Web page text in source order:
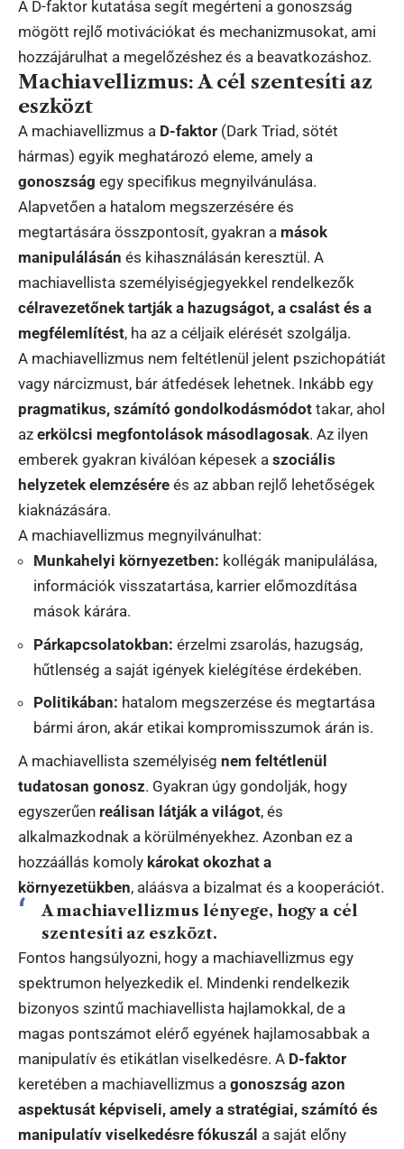
A D-faktor kutatása segít megérteni a gonoszság
mögött rejlő motivációkat és mechanizmusokat, ami
hozzájárulhat a megelőzéshez és a beavatkozáshoz.
Machiavellizmus: A cél szentesíti az
eszközt
A machiavellizmus a D-faktor (Dark Triad, sötét
hármas) egyik meghatározó eleme, amely a
gonoszság egy specifikus megnyilvánulása.
Alapvetően a hatalom megszerzésére és
megtartására összpontosít, gyakran a mások
manipulálásán és kihasználásán keresztül. A
machiavellista személyiségjegyekkel rendelkezők
célravezetőnek tartják a hazugságot, a csalást és a
megfélemlítést, ha az a céljaik elérését szolgálja.
A machiavellizmus nem feltétlenül jelent pszichopátiát
vagy nárcizmust, bár átfedések lehetnek. Inkább egy
pragmatikus, számító gondolkodásmódot takar, ahol
az erkölcsi megfontolások másodlagosak. Az ilyen
emberek gyakran kiválóan képesek a szociális
helyzetek elemzésére és az abban rejlő lehetőségek
kiaknázására.
A machiavellizmus megnyilvánulhat:
Munkahelyi környezetben: kollégák manipulálása,
információk visszatartása, karrier előmozdítása
mások kárára.
Párkapcsolatokban: érzelmi zsarolás, hazugság,
hűtlenség a saját igények kielégítése érdekében.
Politikában: hatalom megszerzése és megtartása
bármi áron, akár etikai kompromisszumok árán is.
A machiavellista személyiség nem feltétlenül
tudatosan gonosz. Gyakran úgy gondolják, hogy
egyszerűen reálisan látják a világot, és
alkalmazkodnak a körülményekhez. Azonban ez a
hozzáállás komoly károkat okozhat a
környezetükben, aláásva a bizalmat és a kooperációt.
A machiavellizmus lényege, hogy a cél
szentesíti az eszközt.
Fontos hangsúlyozni, hogy a machiavellizmus egy
spektrumon helyezkedik el. Mindenki rendelkezik
bizonyos szintű machiavellista hajlamokkal, de a
magas pontszámot elérő egyének hajlamosabbak a
manipulatív és etikátlan viselkedésre. A D-faktor
keretében a machiavellizmus a gonoszság azon
aspektusát képviseli, amely a stratégiai, számító és
manipulatív viselkedésre fókuszál a saját előny